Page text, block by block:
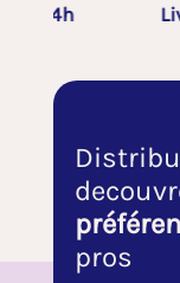
Livraison
pros